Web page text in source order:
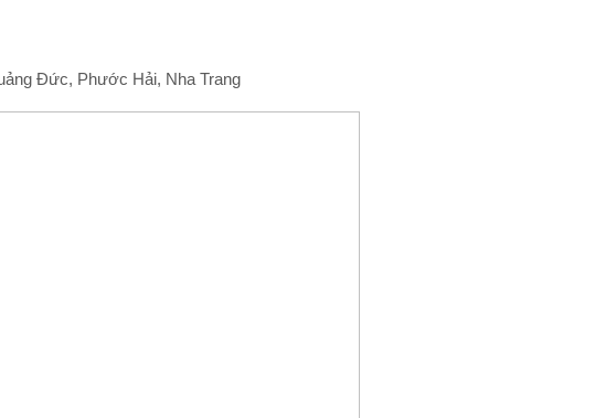
Đức, Phước Hải, Nha Trang